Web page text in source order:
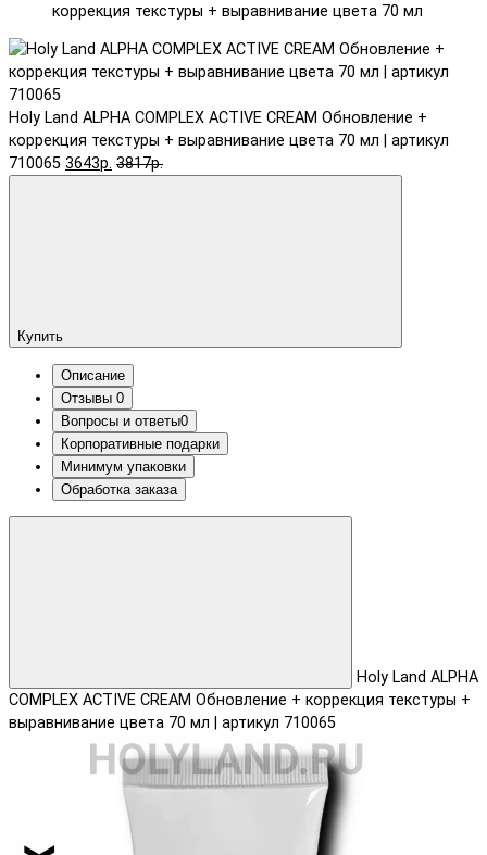
коррекция текстуры + выравнивание цвета 70 мл
Holy Land ALPHA COMPLEX ACTIVE CREAM Обновление +
коррекция текстуры + выравнивание цвета 70 мл | артикул
710065 3643р. 3817р.
Купить
Описание
Отзывы 0
Вопросы и ответы0
Корпоративные подарки
Минимум упаковки
Обработка заказа
Holy Land ALPHA
COMPLEX ACTIVE CREAM Обновление + коррекция текстуры +
выравнивание цвета 70 мл | артикул 710065